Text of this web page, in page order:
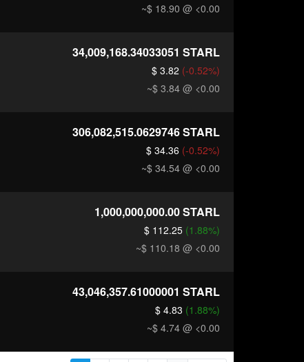
~$ 18.90 @ <0.00
34,009,168.34033051 STARL
$ 3.82 (-0.52%)
~$ 3.84 @ <0.00
306,082,515.0629746STARL
$ 34.36 (-0.52%)
~$ 34.54 @ <0.00
1,000,000,000.00STARL
$ 112.25 (1.88%)
~$ 110.18 @ <0.00
43,046,357.61000001 STARL
$ 4.83 (1.88%)
~$ 4.74 @ <0.00